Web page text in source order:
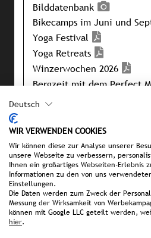
Deutsch
WIR VERWENDEN COOKIES
Wir können diese zur Analyse unserer
unsere Webseite zu verbessern,
Ihnen ein großartiges Webseiten-Erlebnis
Informationen zu den von uns
Einstellungen.
Die Daten werden zum Zweck der
Messung der Wirksamkeit von
können mit Google LLC geteilt werden,
hier.
Bilddatenbank
Bikecamps im Juni und
Yoga Festival
Yoga Retreats
Winzerwochen 2026
Bergzeit mit dem Perfect
Winzerwochen
Pressemappe
IHRE
STROMBERGER PR
Teresa Hofmeister